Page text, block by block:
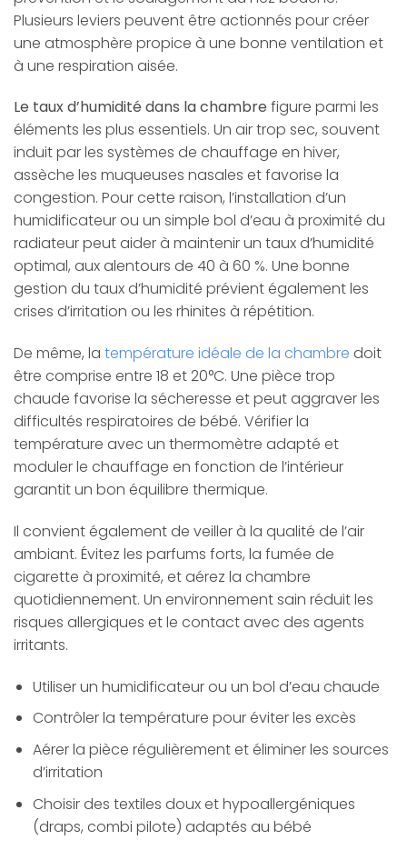
Plusieurs leviers peuvent être actionnés pour créer
une atmosphère propice à une bonne ventilation et
à une respiration aisée.
Le taux d’humidité dans la chambre figure parmi les
éléments les plus essentiels. Un air trop sec, souvent
induit par les systèmes de chauffage en hiver,
assèche les muqueuses nasales et favorise la
congestion. Pour cette raison, l’installation d’un
humidificateur ou un simple bol d’eau à proximité du
radiateur peut aider à maintenir un taux d’humidité
optimal, aux alentours de 40 à 60 %. Une bonne
gestion du taux d’humidité prévient également les
crises d’irritation ou les rhinites à répétition.
De même, la température idéale de la chambre doit
être comprise entre 18 et 20°C. Une pièce trop
chaude favorise la sécheresse et peut aggraver les
difficultés respiratoires de bébé. Vérifier la
température avec un thermomètre adapté et
moduler le chauffage en fonction de l’intérieur
garantit un bon équilibre thermique.
Il convient également de veiller à la qualité de l’air
ambiant. Évitez les parfums forts, la fumée de
cigarette à proximité, et aérez la chambre
quotidiennement. Un environnement sain réduit les
risques allergiques et le contact avec des agents
irritants.
Utiliser un humidificateur ou un bol d’eau chaude
Contrôler la température pour éviter les excès
Aérer la pièce régulièrement et éliminer les sources
d’irritation
Choisir des textiles doux et hypoallergéniques
(draps, combi pilote) adaptés au bébé